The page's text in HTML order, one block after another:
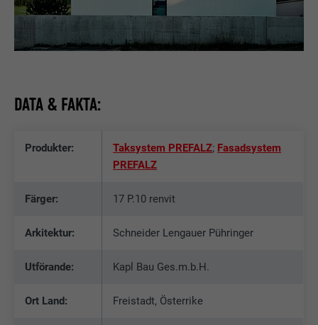
DATA & FAKTA:
Produkter: Taksystem PREFALZ; Fasadsystem
PREFALZ
Färger: 17 P.10 renvit
Arkitektur: Schneider Lengauer Pühringer
Utförande: Kapl Bau Ges.m.b.H.
Ort Land: Freistadt, Österrike